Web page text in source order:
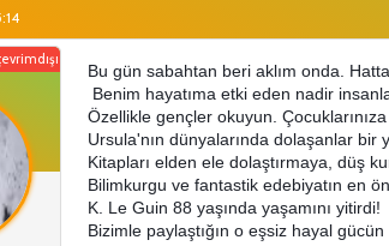
Bu gün sabahtan beri aklım onda.
Benim hayatıma etki eden nadir
Özellikle gençler okuyun.
Ursula'nın dünyalarında dolaşanlar
Kitapları elden ele dolaştırmaya, düş
Bilimkurgu ve fantastik edebiyatın en
K. Le Guin 88 yaşında yaşamını yitirdi!
Bizimle paylaştığın o eşsiz hayal